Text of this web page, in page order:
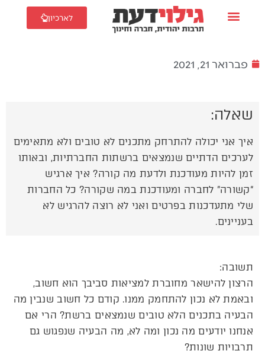
לארכיון
פברואר 21, 2021
שאלה:
איך אני יכולה להתרחק מתכנים לא טובים ולא מתאימים
לערכים הדתיים שנמצאים ברשתות החברתיות, ובאותו
זמן להיות מעודכנת ולדעת מה קורה? איך ארגיש
“קשורה” לחברה ומעודכנת במה שקורה? כל החברות
שלי מתעדכנות בפרטים ואני לא רוצה להרגיש לא
בעניינים.
תשובה:
הרצון להישאר מחוברת למציאות סביבך הוא חשוב,
ובאמת לא נכון להתחמק ממנו. קודם כל חשוב שנבין מה
הבעיה בתכנים הלא טובים שנמצאים ברשת? הרי אם
אנחנו יודעים מה נכון ומה לא, מה הבעיה שנפגוש גם
תרבויות שונות?